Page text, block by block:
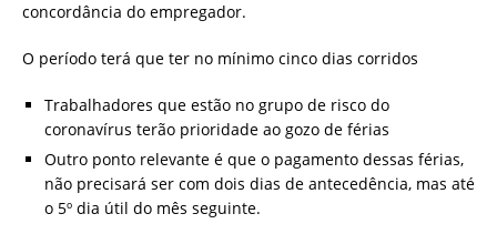
concordância do empregador.
O período terá que ter no mínimo cinco dias corridos
Trabalhadores que estão no grupo de risco do
coronavírus terão prioridade ao gozo de férias
Outro ponto relevante é que o pagamento dessas férias,
não precisará ser com dois dias de antecedência, mas até
o 5º dia útil do mês seguinte.